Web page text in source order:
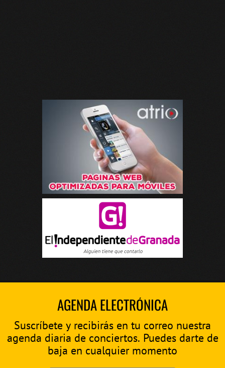
AGENDA ELECTRÓNICA
Suscríbete y recibirás en tu correo nuestra
agenda diaria de conciertos. Puedes darte de
baja en cualquier momento